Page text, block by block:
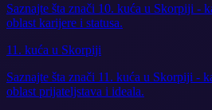
Saznajte šta znači 10. kuća u Skorpiji -
oblast karijere i statusa.
11. kuća u Skorpiji
Saznajte šta znači 11. kuća u Skorpiji -
oblast prijateljstava i ideala.